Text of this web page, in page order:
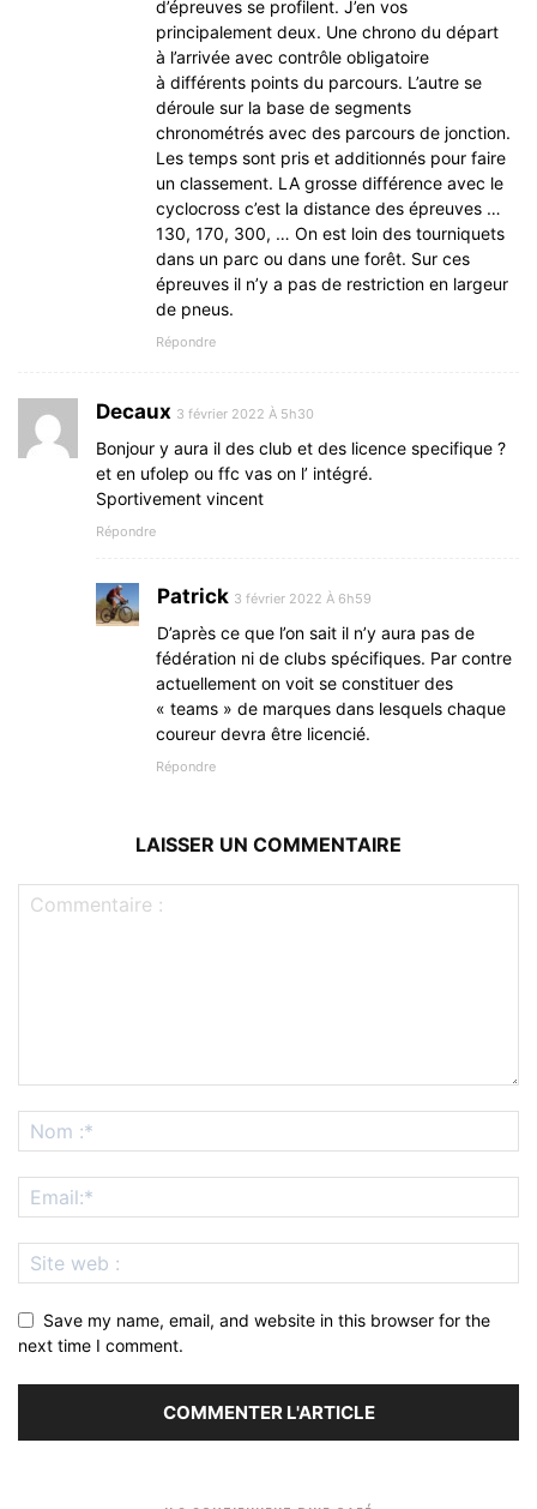
d’épreuves se profilent. J’en vos
principalement deux. Une chrono du départ
à l’arrivée avec contrôle obligatoire
à différents points du parcours. L’autre se
déroule sur la base de segments
chronométrés avec des parcours de jonction.
Les temps sont pris et additionnés pour faire
un classement. LA grosse différence avec le
cyclocross c’est la distance des épreuves …
130, 170, 300, … On est loin des tourniquets
dans un parc ou dans une forêt. Sur ces
épreuves il n’y a pas de restriction en largeur
de pneus.
Répondre
Decaux 3 février 2022 À 5h30
Bonjour y aura il des club et des licence specifique ?
et en ufolep ou ffc vas on l’ intégré.
Sportivement vincent
Répondre
Patrick 3 février 2022 À 6h59
D’après ce que l’on sait il n’y aura pas de
fédération ni de clubs spécifiques. Par contre
actuellement on voit se constituer des
« teams » de marques dans lesquels chaque
coureur devra être licencié.
Répondre
LAISSER UN COMMENTAIRE
Save my name, email, and website in this browser for the
next time I comment.